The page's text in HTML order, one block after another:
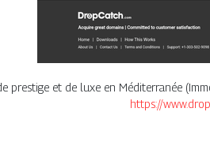
prestige et de luxe en Méditerranée
https://